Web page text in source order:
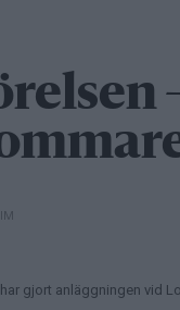
gjort anläggningen vid